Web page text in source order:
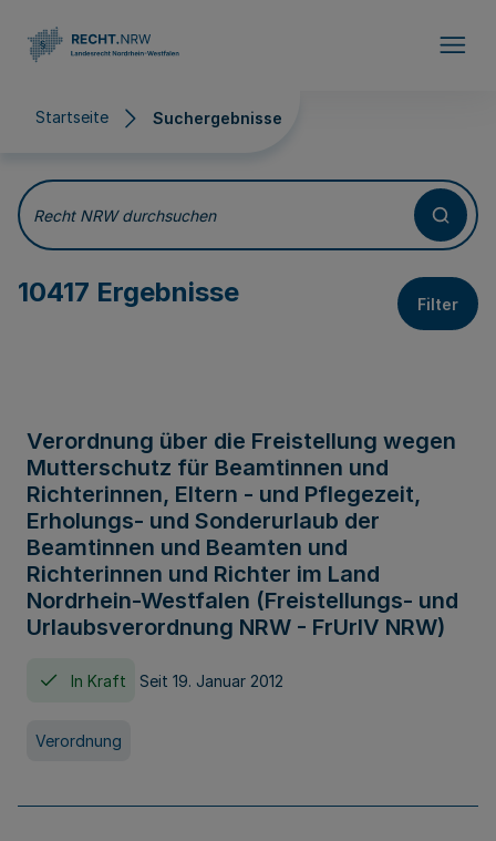
Startseite Suchergebnisse
Suchergebnisse
Recht NRW durchsuchen
10417 Ergebnisse Filter
Verordnung über die Freistellung wegen
Mutterschutz für Beamtinnen und
Richterinnen, Eltern - und Pflegezeit,
Erholungs- und Sonderurlaub der
Beamtinnen und Beamten und
Richterinnen und Richter im Land
Nordrhein-Westfalen (Freistellungs- und
Urlaubsverordnung NRW - FrUrlV NRW)
In Kraft Seit 19. Januar 2012
Verordnung